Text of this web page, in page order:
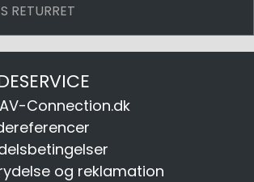
RETURRET
Connection.dk
og reklamation